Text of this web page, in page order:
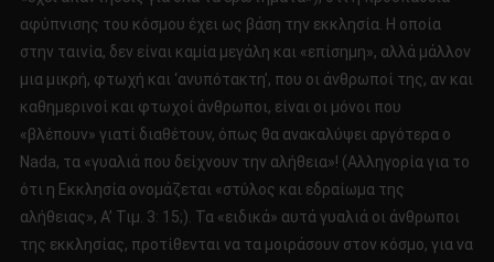
αφύπνισης του κόσμου έχει ως βάση την εκκλησία. Η οποία
στην ταινία, δεν είναι καμία μεγάλη και «επίσημη», αλλά μάλλον
μια μικρή, φτωχή και ‘ανυπότακτη’, που οι άνθρωποί της, αν και
καθημερινοί και φτωχοί άνθρωποι, είναι οι μόνοι που
«βλέπουν» γιατί διαθέτουν, όπως θα ανακαλύψει αργότερα ο
Nada, τα «γυαλιά που δείχνουν την αλήθεια»! (Αλληγορία για το
ότι η Εκκλησία ονομάζεται «στύλος και εδραίωμα της
αλήθειας», Α’ Τιμ. 3: 15;). Τα «ειδικά» αυτά γυαλιά οι άνθρωποι
της εκκλησίας, προτίθενται να τα μοιράσουν στον κόσμο, για να